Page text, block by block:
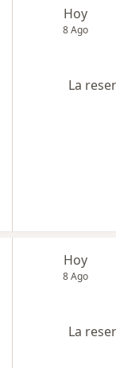
Hoy
8 Ago
La
Hoy
8 Ago
La